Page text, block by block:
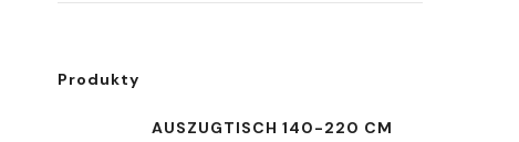
Produkty
AUSZUGTISCH 140-220 CM